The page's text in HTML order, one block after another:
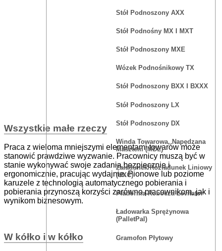
Stół Podnoszony AXX
Stół Podnośny MX I MXT
Stół Podnoszony MXE
Wózek Podnośnikowy TX
Stół Podnoszony BXX I BXXX
Stół Podnoszony LX
Stół Podnoszony DX
Winda Towarowa, Napędzana
Masztem (MDL)
Załadunek/rozładunek Liniowy
(UXC)
Platforma Robocza Levitator
Ładowarka Sprężynowa
(PalletPal)
Gramofon Płytowy
Wszystkie małe rzeczy
Praca z wieloma mniejszymi elementami towarów może
stanowić prawdziwe wyzwanie. Pracownicy muszą być w
stanie wykonywać swoje zadania bezpiecznie i
ergonomicznie, pracując wydajnie. Pionowe lub poziome
karuzele z technologią automatycznego pobierania i
pobierania przynoszą korzyści zarówno pracownikom, jak i
wynikom biznesowym.
W kółko i w kółko